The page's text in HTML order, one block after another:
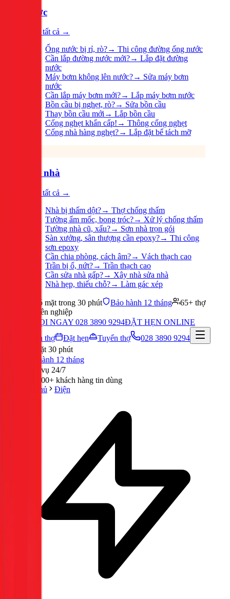
Nước
Xem tất cả →
Ống nước bị rỉ, rò?→ Thi công đường ống nước
Cần lắp đường nước mới?→ Lắp đặt đường
nước
Máy bơm không lên nước?→ Sửa máy bơm
nước
Cần lắp máy bơm mới?→ Lắp máy bơm nước
Bồn cầu bị nghẹt, rò?→ Sửa bồn cầu
Thay bồn cầu mới → Lắp bồn cầu
Cống nghẹt khẩn cấp! → Thông cống nghẹt
Cống nhà hàng nghẹt?→ Lắp đặt bể tách mỡ
Sửa nhà
Xem tất cả →
Nhà bị thấm dột?→ Thợ chống thấm
Tường ẩm mốc, bong tróc?→ Xử lý chống thấm
Tường nhà cũ, xấu?→ Sơn nhà trọn gói
Sàn xưởng, sân thượng cần epoxy?→ Thi công
sơn epoxy
Cần chia phòng, cách âm?→ Vách thạch cao
Trần bị ố, nứt?→ Trần thạch cao
Cần sửa nhà gấp?→ Xây nhà sửa nhà
Nhà hẹp, thiếu chỗ?→ Làm gác xép
Có mặt trong 30 phút Bảo hành 12 tháng
65+ thợ
chuyên nghiệp
GỌI NGAY 028 3890 9294ĐẶT HẸN ONLINE
Tuyển thợ
Đặt hẹn Tuyển thợ
028 3890 9294
Có mặt 30 phút
Bảo hành 12 tháng
Phục vụ 24/7
300,000+ khách hàng tin dùng
Trang chủ
Điện